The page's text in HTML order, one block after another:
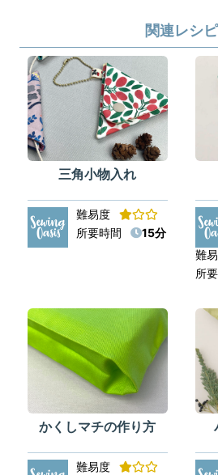
関連レシピ
三角小物入れ
難易度
所要時間
15分
難
所
かくしマチの作り方
難易度